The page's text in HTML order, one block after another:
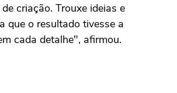
criação. Trouxe ideias e
que o resultado tivesse a
cada detalhe", afirmou.